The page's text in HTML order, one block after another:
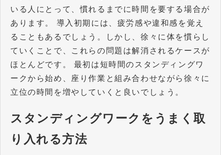
いる人にとって、慣れるまでに時間を要する場合が
あります。 導入初期には、疲労感や違和感を覚え
ることもあるでしょう。しかし、徐々に体を慣らし
ていくことで、これらの問題は解消されるケースが
ほとんどです。 最初は短時間のスタンディングワ
ークから始め、座り作業と組み合わせながら徐々に
立位の時間を増やしていくと良いでしょう。
スタンディングワークをうまく取
り入れる方法